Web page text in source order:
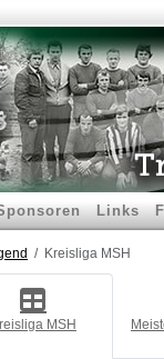
Links
Kreisliga MSH
MSH